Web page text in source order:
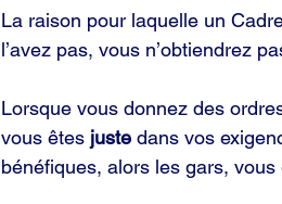
La raison pour laquelle un
l’avez pas, vous n’obtiendrez
Lorsque vous donnez des
vous êtes juste dans vos
bénéfiques, alors les gars, vous